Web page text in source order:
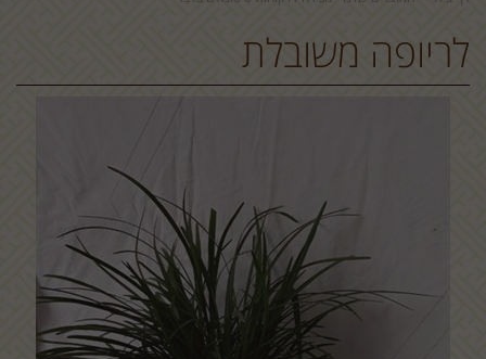
לריופה משובלת